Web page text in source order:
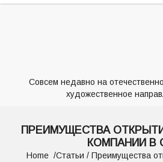
Совсем недавно на
художественное
ПРЕИМУЩЕСТВА
КОМПАНИИ В
Home Статьи / Преимущества